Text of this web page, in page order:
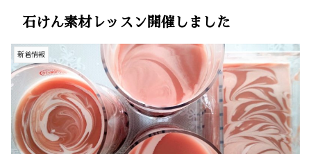
石けん素材レッスン開催しました
新着情報